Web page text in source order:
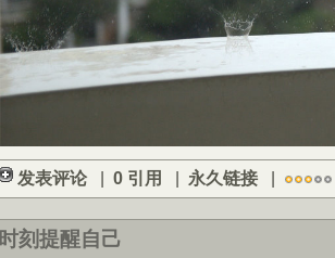
发表评论 | 0 引用 | 永久链接 |
时刻提醒自己